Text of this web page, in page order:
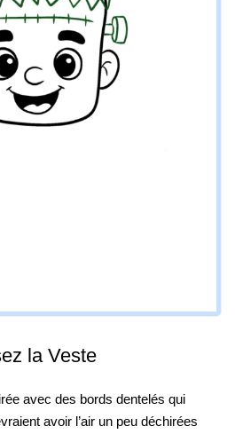
la Veste
avec des bords dentelés qui
avoir l’air un peu déchirées